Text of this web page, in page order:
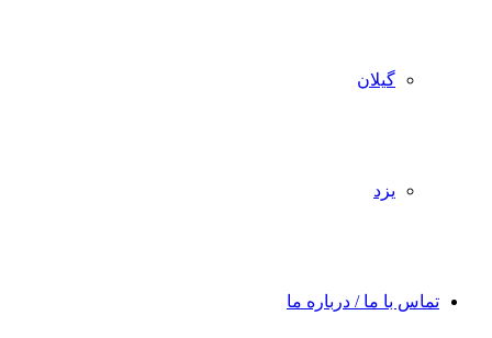
گیلان
یزد
تماس با ما / درباره ما